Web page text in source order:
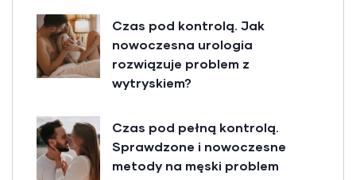
Czas pod kontrolą. Jak
nowoczesna urologia
rozwiązuje problem z
wytryskiem?
Czas pod pełną kontrolą.
Sprawdzone i nowoczesne
metody na męski problem